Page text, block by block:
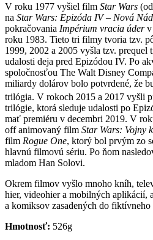
V roku 1977 vyšiel film Star Wars
na Star Wars: Epizóda IV – Nová
pokračovania Impérium vracia úderv
roku 1983. Tieto tri filmy tvoria tzv.
1999, 2002 a 2005 vyšla tzv.
udalosti deja pred Epizódou IV. Po
spoločnosťou The Walt Disney
miliardy dolárov bolo potvrdené, že
trilógia. V rokoch 2015 a 2017 vyšli
trilógie, ktorá sleduje udalosti po
mať premiéru v decembri 2019. V
off animovaný film Star Wars: Vojny
film Rogue One, ktorý bol prvým zo
hlavnú filmovú sériu. Po ňom
mladom Han Solovi.
Okrem filmov vyšlo mnoho kníh,
hier, videohier a mobilných aplikácií,
a komiksov zasadených do fiktívneho
Hmotnosť: 526g